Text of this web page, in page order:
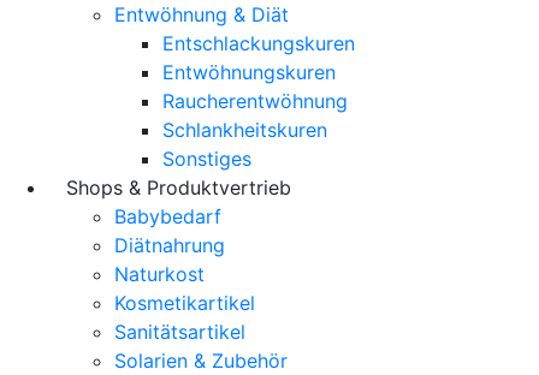
Entwöhnung & Diät
Entschlackungskuren
Entwöhnungskuren
Raucherentwöhnung
Schlankheitskuren
Sonstiges
Shops & Produktvertrieb
Babybedarf
Diätnahrung
Naturkost
Kosmetikartikel
Sanitätsartikel
Solarien & Zubehör